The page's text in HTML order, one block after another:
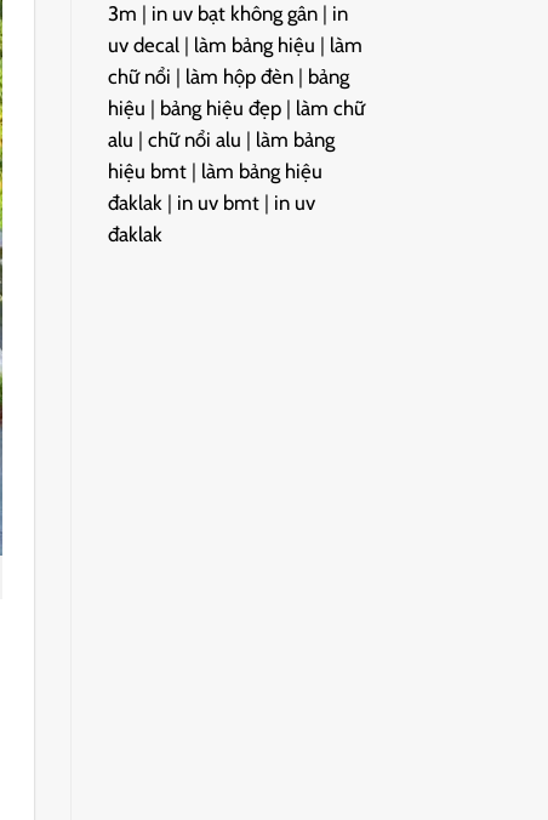
3m | in uv bạt không gân| in
uv decal| làm bảng hiệu | làm
chữ nổi | làm hộp đèn| bảng
hiệu | bảng hiệu đẹp| làm chữ
alu | chữ nổi alu | làm bảng
hiệu bmt| làm bảng hiệu
đaklak| in uv bmt| in uv
đaklak